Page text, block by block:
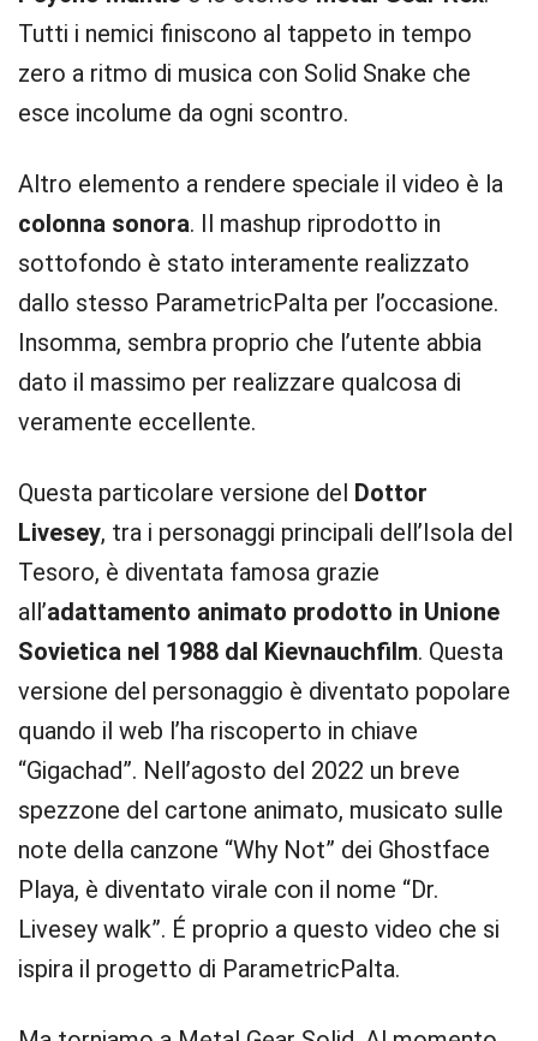
Tutti i nemici finiscono al tappeto in tempo
zero a ritmo di musica con Solid Snake che
esce incolume da ogni scontro.
Altro elemento a rendere speciale il video è la
colonna sonora. Il mashup riprodotto in
sottofondo è stato interamente realizzato
dallo stesso ParametricPalta per l’occasione.
Insomma, sembra proprio che l’utente abbia
dato il massimo per realizzare qualcosa di
veramente eccellente.
Questa particolare versione del Dottor
Livesey, tra i personaggi principali dell’Isola del
Tesoro, è diventata famosa grazie
all’adattamento animato prodotto in Unione
Sovietica nel 1988 dal Kievnauchfilm. Questa
versione del personaggio è diventato popolare
quando il web l’ha riscoperto in chiave
“Gigachad”. Nell’agosto del 2022 un breve
spezzone del cartone animato, musicato sulle
note della canzone “Why Not” dei Ghostface
Playa, è diventato virale con il nome “Dr.
Livesey walk”. É proprio a questo video che si
ispira il progetto di ParametricPalta.